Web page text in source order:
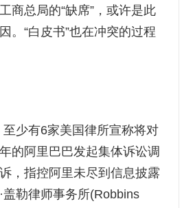
商总局的“缺席”，或许是此
。“白皮书”也在冲突的过程
少有6家美国律所宣称将对
的阿里巴巴发起集体诉讼调
，指控阿里未尽到信息披露
盖勒律师事务所(Robbins